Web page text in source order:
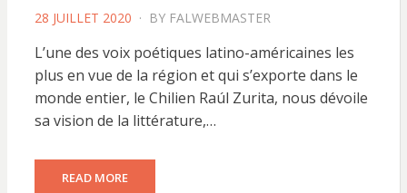
POSTED
28 JUILLET 2020 BY FALWEBMASTER
L’une des voix poétiques latino-américaines les
plus en vue de la région et qui s’exporte dans le
monde entier, le Chilien Raúl Zurita, nous dévoile
sa vision de la littérature,…
READ MORE